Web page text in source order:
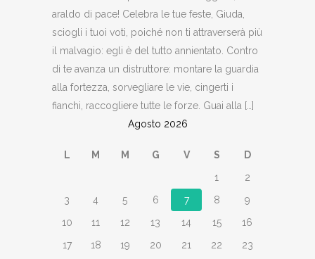
araldo di pace! Celebra le tue feste, Giuda,
sciogli i tuoi voti, poiché non ti attraverserà più
il malvagio: egli è del tutto annientato. Contro
di te avanza un distruttore: montare la guardia
alla fortezza, sorvegliare le vie, cingerti i
fianchi, raccogliere tutte le forze. Guai alla […]
Agosto 2026
L M M G V S
D
1
2
3
4 5 6 7 8
9
10
11 12 13 14 15
16
17
18 19 20 21 22
23